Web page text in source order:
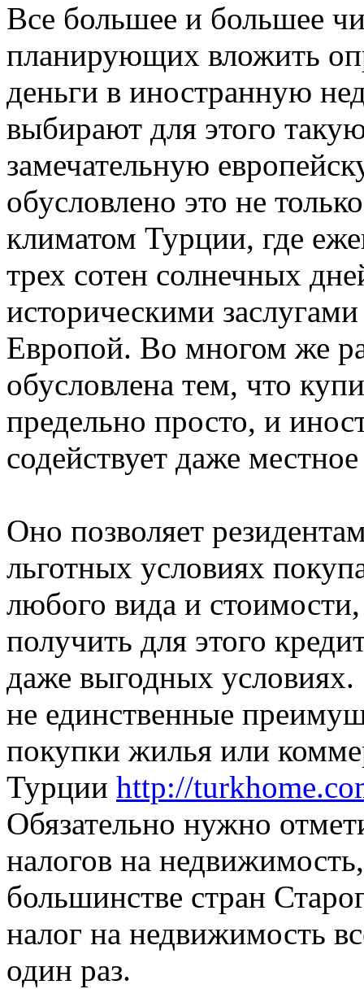
Все большее и большее
планирующих вложить
деньги в иностранную
выбирают для этого
замечательную
обусловлено это не
климатом Турции, где
трех сотен солнечных
историческими заслугами
Европой. Во многом же
обусловлена тем, что
предельно просто, и
содействует даже
Оно позволяет
льготных условиях
любого вида и стоимости,
получить для этого
даже выгодных
не единственные
покупки жилья или
Турции http://
Обязательно нужно
налогов на недвижимость,
большинстве стран
налог на недвижимость
один раз.